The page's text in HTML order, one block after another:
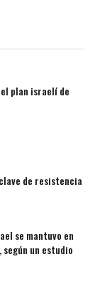
plan israelí de
de resistencia
se mantuvo en
un estudio